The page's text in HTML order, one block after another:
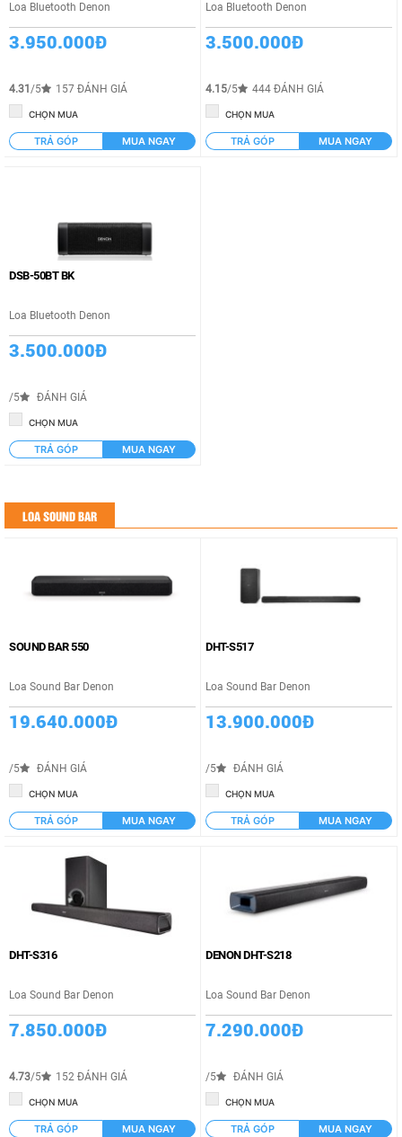
Loa Bluetooth Denon
3.950.000Đ
4.31 /5 157 ĐÁNH GIÁ
CHỌN MUA
TRẢ GÓP MUA NGAY
Loa Bluetooth Denon
3.500.000Đ
4.15/5 444 ĐÁNH GIÁ
CHỌN MUA
TRẢ GÓP MUA NGAY
DSB-50BT BK
Loa Bluetooth Denon
3.500.000Đ
/5 ĐÁNH GIÁ
CHỌN MUA
TRẢ GÓP MUA NGAY
LOA SOUND BAR
SOUND BAR 550
Loa Sound Bar Denon
19.640.000Đ
/5 ĐÁNH GIÁ
CHỌN MUA
TRẢ GÓP MUA NGAY
DHT-S517
Loa Sound Bar Denon
13.900.000Đ
/5 ĐÁNH GIÁ
CHỌN MUA
TRẢ GÓP MUA NGAY
DHT-S316
Loa Sound Bar Denon
7.850.000Đ
4.73/5 152 ĐÁNH GIÁ
CHỌN MUA
TRẢ GÓP MUA NGAY
DENON DHT-S218
Loa Sound Bar Denon
7.290.000Đ
/5 ĐÁNH GIÁ
CHỌN MUA
TRẢ GÓP MUA NGAY